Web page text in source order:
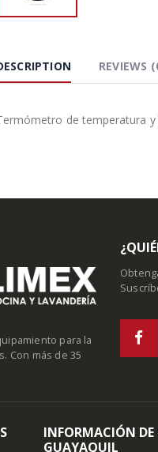
REVIEWS
de temperatura y
para la
Con más de 35
INFORMACIÓN
GUAYAQUIL